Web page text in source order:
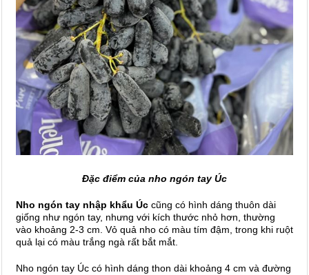
Đặc điểm của nho ngón tay Úc
Nho ngón tay nhập khẩu Úc cũng có hình dáng thuôn dài
giống như ngón tay, nhưng với kích thước nhỏ hơn, thường
vào khoảng 2-3 cm. Vỏ quả nho có màu tím đậm, trong khi ruột
quả lại có màu trắng ngà rất bắt mắt.
Nho ngón tay Úc có hình dáng thon dài khoảng 4 cm và đường